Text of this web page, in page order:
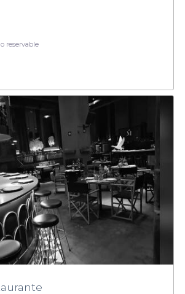
reservable